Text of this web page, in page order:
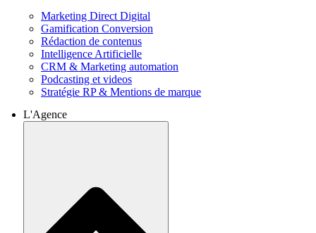
Marketing Direct Digital
Gamification Conversion
Rédaction de contenus
Intelligence Artificielle
CRM & Marketing automation
Podcasting et videos
Stratégie RP & Mentions de marque
L'Agence